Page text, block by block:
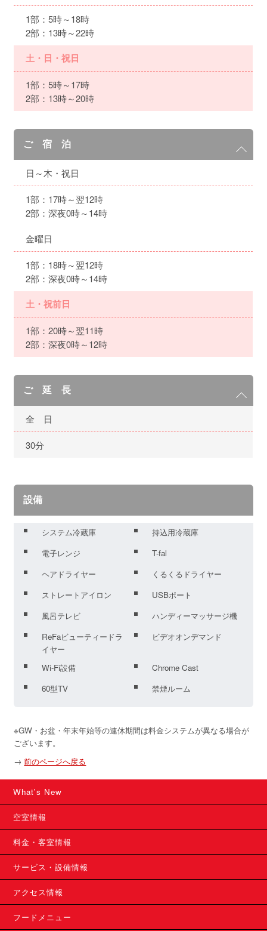
1部：5時～18時
2部：13時～22時
土・日・祝日
1部：5時～17時
2部：13時～20時
ご 宿 泊
日～木・祝日
1部：17時～翌12時
2部：深夜0時～14時
金曜日
1部：18時～翌12時
2部：深夜0時～14時
土・祝前日
1部：20時～翌11時
2部：深夜0時～12時
ご 延 長
全 日
30分
設備
システム冷蔵庫
持込用冷蔵庫
電子レンジ
T-fal
ヘアドライヤー
くるくるドライヤー
ストレートアイロン
USBポート
風呂テレビ
ハンディーマッサージ機
ReFaビューティードラ
イヤー
ビデオオンデマンド
Wi-Fi設備
Chrome Cast
60型TV
禁煙ルーム
※GW・お盆・年末年始等の連休期間は料金システムが異なる場合が
ございます。
→ 前のページへ戻る
What's New
空室情報
料金・客室情報
サービス・設備情報
アクセス情報
フードメニュー